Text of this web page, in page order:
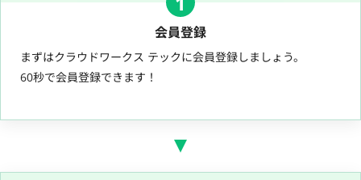
会員登録
まずはクラウドワークス テックに会員登録しましょう。
60秒で会員登録できます！